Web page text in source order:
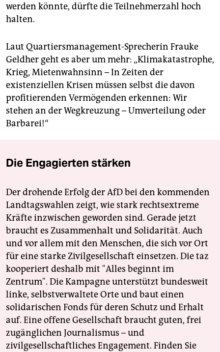
werden könnte, dürfte die Teilnehmerzahl hoch
halten.
Laut Quartiersmanagement-Sprecherin Frauke
Geldher geht es aber um mehr: „Klimakatastrophe,
Krieg, Mietenwahnsinn – In Zeiten der
existenziellen Krisen müssen selbst die davon
profitierenden Vermögenden erkennen: Wir
stehen an der Wegkreuzung – Umverteilung oder
Barbarei!“
Die Engagierten stärken
Der drohende Erfolg der AfD bei den kommenden
Landtagswahlen zeigt, wie stark rechtsextreme
Kräfte inzwischen geworden sind. Gerade jetzt
braucht es Zusammenhalt und Solidarität. Auch
und vor allem mit den Menschen, die sich vor Ort
für eine starke Zivilgesellschaft einsetzen. Die taz
kooperiert deshalb mit "Alles beginnt im
Zentrum". Die Kampagne unterstützt bundesweit
linke, selbstverwaltete Orte und baut einen
solidarischen Fonds für deren Schutz und Erhalt
auf. Eine offene Gesellschaft braucht guten, frei
zugänglichen Journalismus – und
zivilgesellschaftliches Engagement. Finden Sie